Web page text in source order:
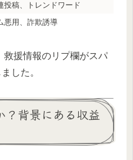
投稿、トレンドワード
悪用、詐欺誘導
援情報のリプ欄がスパ
した。
？背景にある収益